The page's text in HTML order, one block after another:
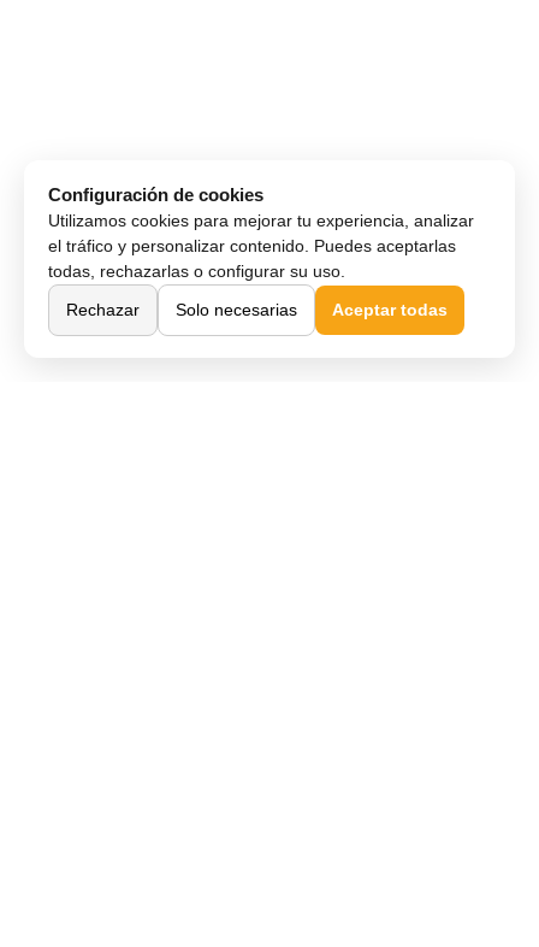
Configuración de cookies
Utilizamos cookies para mejorar tu experiencia, analizar
el tráfico y personalizar contenido. Puedes aceptarlas
todas, rechazarlas o configurar su uso.
Rechazar
Solo necesarias Aceptar todas